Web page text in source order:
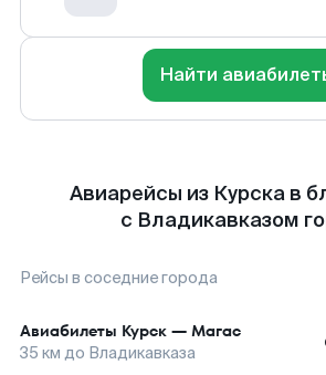
Найти
Авиарейсы из Курска в
с Владикавказом
Рейсы в соседние города
Авиабилеты Курск — Магас
35 км до Владикавказа